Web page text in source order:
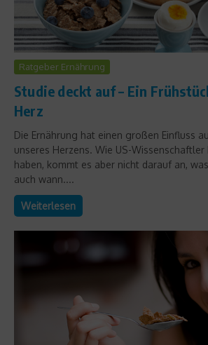
Ratgeber Ernährung
Studie deckt auf – Ein
Herz
Die Ernährung hat einen großen Einfluss
unseres Herzens. Wie US-
haben, kommt es aber nicht darauf an,
auch wann....
Weiterlesen